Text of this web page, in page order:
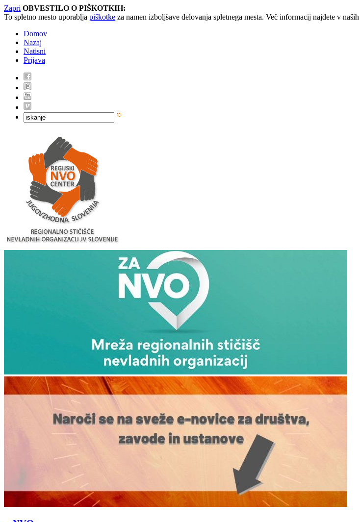
Zapri OBVESTILO O PIŠKOTKIH:
To spletno mesto uporablja piškotke za namen izboljšave delovanja spletnega mesta. Več informacij najdete v naših
Domov
Nazaj
Natisni
Prijava